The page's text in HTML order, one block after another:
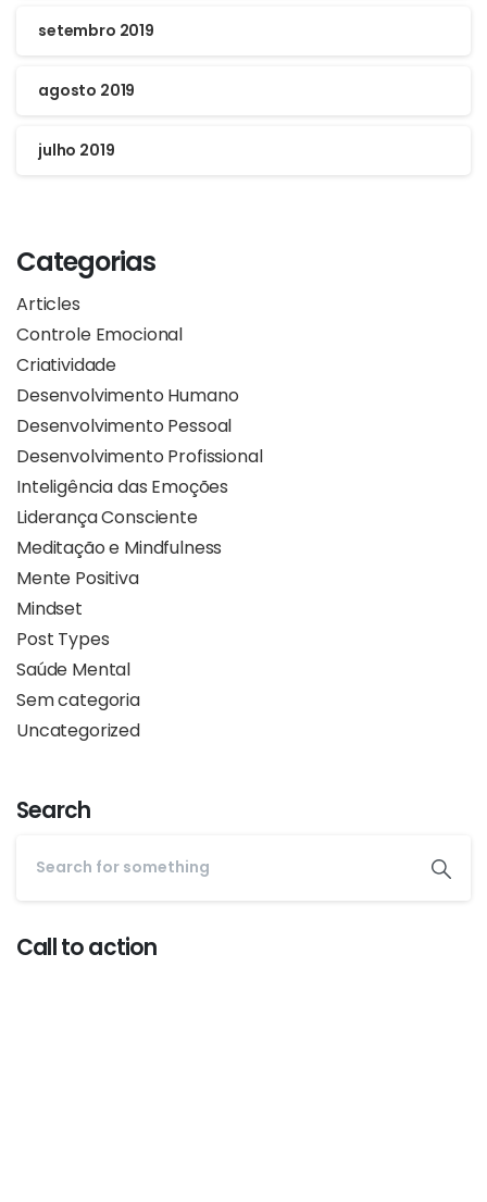
setembro 2019
agosto 2019
julho 2019
Categorias
Articles
Controle Emocional
Criatividade
Desenvolvimento Humano
Desenvolvimento Pessoal
Desenvolvimento Profissional
Inteligência das Emoções
Liderança Consciente
Meditação e Mindfulness
Mente Positiva
Mindset
Post Types
Saúde Mental
Sem categoria
Uncategorized
Search
Call to action